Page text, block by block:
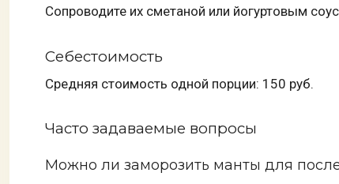
Сопроводите их сметаной или йогуртовым
Себестоимость
Средняя стоимость одной порции: 150 руб.
Часто задаваемые вопросы
Можно ли заморозить манты для